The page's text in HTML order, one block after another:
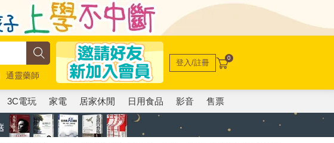
通靈藥師
登入/註冊 0
3C電玩 家電 居家休閒 日用食品 影音 售票